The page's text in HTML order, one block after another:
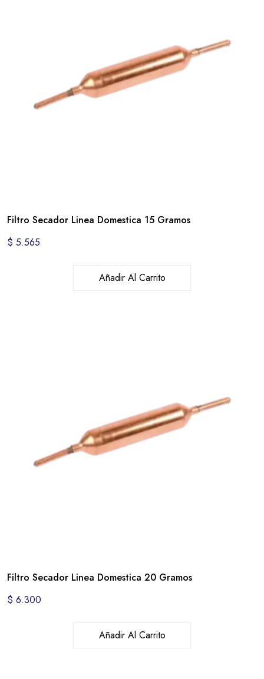
Filtro Secador Linea Domestica 15 Gramos
$ 5.565
Añadir Al Carrito
Filtro Secador Linea Domestica 20 Gramos
$ 6.300
Añadir Al Carrito